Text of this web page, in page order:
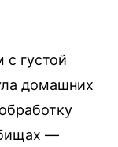
с густой
домашних
—